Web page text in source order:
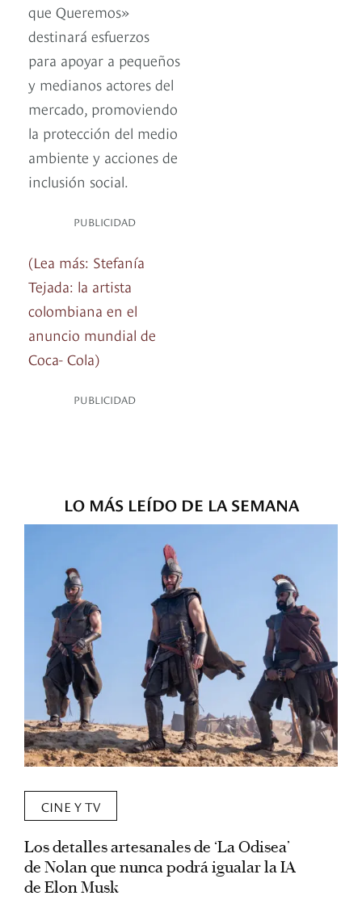
que Queremos»
destinará esfuerzos
para apoyar a pequeños
y medianos actores del
mercado, promoviendo
la protección del medio
ambiente y acciones de
inclusión social.
PUBLICIDAD
(Lea más: Stefanía
Tejada: la artista
colombiana en el
anuncio mundial de
Coca- Cola)
PUBLICIDAD
LO MÁS LEÍDO DE LA SEMANA
CINE Y TV
Los detalles artesanales de ‘La Odisea’
de Nolan que nunca podrá igualar la IA
de Elon Musk